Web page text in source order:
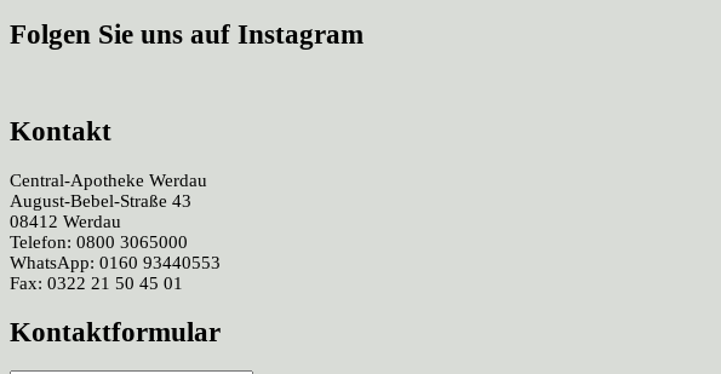
Folgen Sie uns auf Instagram
Kontakt
Central-Apotheke Werdau
August-Bebel-Straße 43
08412 Werdau
Telefon: 0800 3065000
WhatsApp: 0160 93440553
Fax: 0322 21 50 45 01
Kontaktformular